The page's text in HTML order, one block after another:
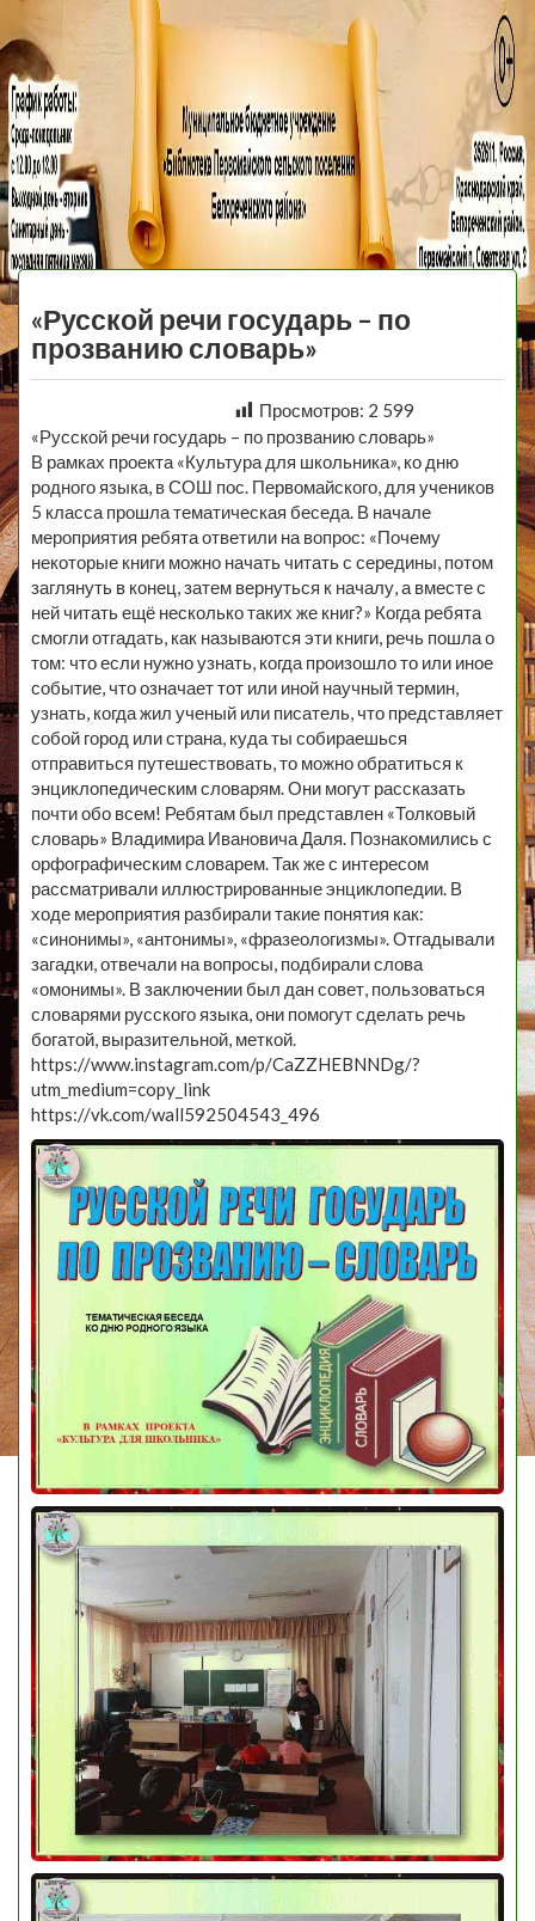
МБУ Библиотека
Первомайского
Сельского
Поселения
«Русской речи государь – по
прозванию словарь»
Просмотров: 2 599
«Русской речи государь – по прозванию словарь»
В рамках проекта «Культура для школьника», ко дню
родного языка, в СОШ пос. Первомайского, для учеников
5 класса прошла тематическая беседа. В начале
мероприятия ребята ответили на вопрос: «Почему
некоторые книги можно начать читать с середины, потом
заглянуть в конец, затем вернуться к началу, а вместе с
ней читать ещё несколько таких же книг?» Когда ребята
смогли отгадать, как называются эти книги, речь пошла о
том: что если нужно узнать, когда произошло то или иное
событие, что означает тот или иной научный термин,
узнать, когда жил ученый или писатель, что представляет
собой город или страна, куда ты собираешься
отправиться путешествовать, то можно обратиться к
энциклопедическим словарям. Они могут рассказать
почти обо всем! Ребятам был представлен «Толковый
словарь» Владимира Ивановича Даля. Познакомились с
орфографическим словарем. Так же с интересом
рассматривали иллюстрированные энциклопедии. В
ходе мероприятия разбирали такие понятия как:
«синонимы», «антонимы», «фразеологизмы». Отгадывали
загадки, отвечали на вопросы, подбирали слова
«омонимы». В заключении был дан совет, пользоваться
словарями русского языка, они помогут сделать речь
богатой, выразительной, меткой.
https://www.instagram.com/p/CaZZHEBNNDg/?
utm_medium=copy_link
https://vk.com/wall592504543_496